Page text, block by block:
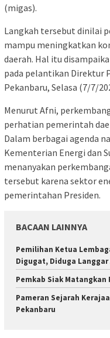
(migas).
Langkah tersebut dinilai
mampu meningkatkan
daerah. Hal itu
pada pelantikan Direktur
Pekanbaru, Selasa (7/7/
Menurut Afni,
perhatian pemerintah
Dalam berbagai agenda
Kementerian Energi dan
menanyakan
tersebut karena sektor
pemerintahan Presiden.
BACAAN LAINNYA
Pemilihan Ketua
Digugat, Diduga Langgar
Pemkab Siak Matangkan
Pameran Sejarah
Pekanbaru